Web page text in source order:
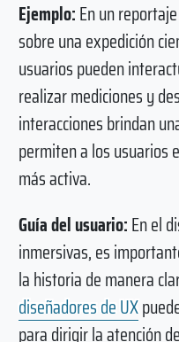
Ejemplo:En un
sobre una expedición
usuarios pueden
realizar mediciones y
interacciones brindan
permiten a los usuarios
más activa.
Guía del usuario:En el
inmersivas, es
la historia de manera
diseñadores de UX
para dirigir la atención